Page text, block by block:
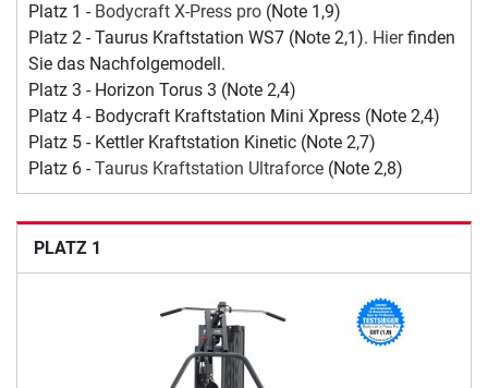
Platz 1 - Bodycraft X-Press pro (Note 1,9)
Platz 2 - Taurus Kraftstation WS7 (Note 2,1). Hierfinden
Sie das Nachfolgemodell.
Platz 3 - Horizon Torus 3 (Note 2,4)
Platz 4 - Bodycraft Kraftstation Mini Xpress (Note 2,4)
Platz 5 - Kettler Kraftstation Kinetic (Note 2,7)
Platz 6 -Taurus Kraftstation Ultraforce (Note 2,8)
PLATZ 1